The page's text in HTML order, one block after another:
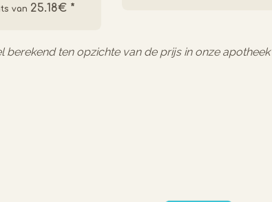
25.18€ *
berekend ten opzichte van de prijs in onze apotheek